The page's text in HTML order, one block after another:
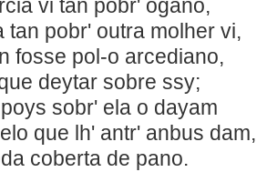
vi tan pobr' ogano,
tan pobr' outra molher vi,
fosse pol-o arcediano,
deytar sobre ssy;
poys sobr' ela o
que lh' antr' anbus dam,
coberta de pano.